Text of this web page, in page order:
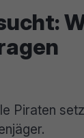
Piraten